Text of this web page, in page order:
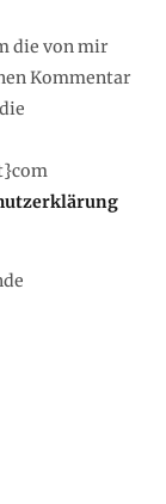
die von mir
Kommentar